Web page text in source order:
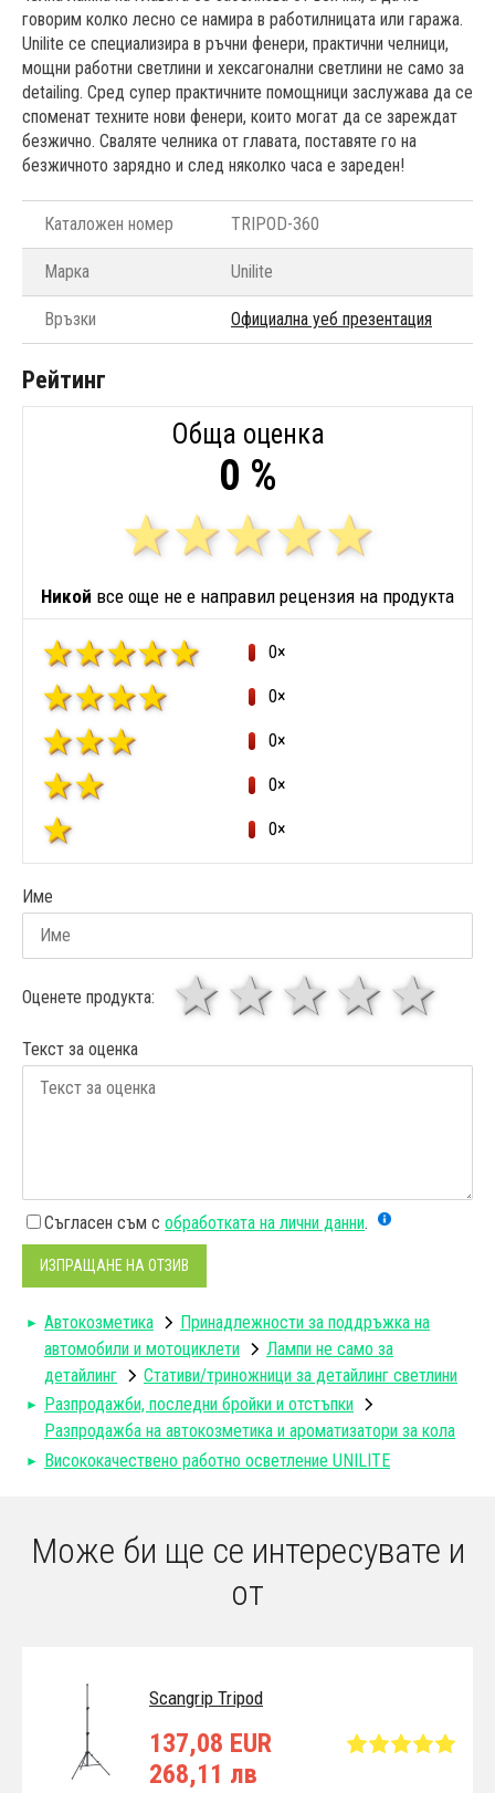
говорим колко лесно се намира в работилницата или гаража.
Unilite се специализира в ръчни фенери, практични челници,
мощни работни светлини и хексагонални светлини не само за
detailing. Сред супер практичните помощници заслужава да се
споменат техните нови фенери, които могат да се зареждат
безжично. Сваляте челника от главата, поставяте го на
безжичното зарядно и след няколко часа е зареден!
Каталожен номер TRIPOD-360
Марка Unilite
Връзки Официална уеб презентация
Рейтинг
Обща оценка
0 %
Никой все още не е направил рецензия на продукта
0×
0×
0×
0×
0×
Име
Оценете продукта: 4
3
звезди
1 звезда
Текст за оценка
Съгласен съм с обработката на лични данни.
ИЗПРАЩАНЕ НА ОТЗИВ
Автокозметика
Принадлежности за поддръжка на
автомобили и мотоциклети
Лампи не само за
детайлинг
Стативи/триножници за детайлинг светлини
Разпродажби, последни бройки и отстъпки
Разпродажба на автокозметика и ароматизатори за кола
Висококачествено работно осветление UNILITE
Може би ще се интересувате и
от
Scangrip Tripod
137,08 EUR
268,11 лв